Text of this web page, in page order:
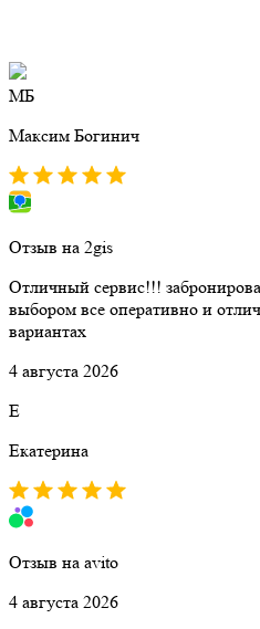
МБ
Максим Богинич
Отзыв на 2gis
Отличный сервис!!!
выбором все оперативно и
вариантах
4 августа 2026
Е
Екатерина
Отзыв на avito
4 августа 2026